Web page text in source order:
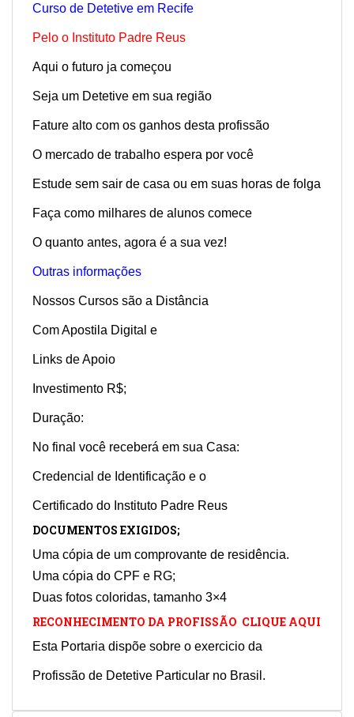
Curso de Detetive em Recife
Pelo o Instituto Padre Reus
Aqui o futuro ja começou
Seja um Detetive em sua região
Fature alto com os ganhos desta profissão
O mercado de trabalho espera por você
Estude sem sair de casa ou em suas horas de folga
Faça como milhares de alunos comece
O quanto antes, agora é a sua vez!
Outras informações
Nossos Cursos são a Distância
Com Apostila Digital e
Links de Apoio
Investimento R$;
Duração:
No final você receberá em sua Casa:
Credencial de Identificação e o
Certificado do Instituto Padre Reus
DOCUMENTOS EXIGIDOS;
Uma cópia de um comprovante de residência.
Uma cópia do CPF e RG;
Duas fotos coloridas, tamanho 3×4
RECONHECIMENTO DA PROFISSÃO CLIQUE AQUI
Esta Portaria dispõe sobre o exercicio da
Profissão de Detetive Particular no Brasil.